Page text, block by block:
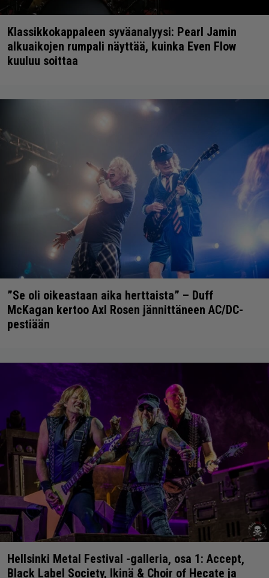
Klassikkokappaleen syväanalyysi: Pearl Jamin
alkuaikojen rumpali näyttää, kuinka Even Flow
kuuluu soittaa
”Se oli oikeastaan aika herttaista” – Duff
McKagan kertoo Axl Rosen jännittäneen AC/DC-
pestiään
Hellsinki Metal Festival -galleria, osa 1: Accept,
Black Label Society, Ikinä & Choir of Hecate ja